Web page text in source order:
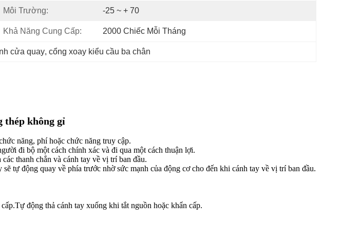
Môi Trường: -25 ~ + 70
Khả Năng Cung Cấp: 2000 Chiếc Mỗi Tháng
cửa quay, cổng xoay kiểu cầu ba chân
thép không gỉ
năng, phí hoặc chức năng truy cập.
đi bộ một cách chính xác và đi qua một cách thuận lợi.
thanh chắn và cánh tay về vị trí ban đầu.
tự động quay về phía trước nhờ sức mạnh của động cơ cho đến khi cánh tay về vị trí ban đầu.
động thả cánh tay xuống khi tắt nguồn hoặc khẩn cấp.